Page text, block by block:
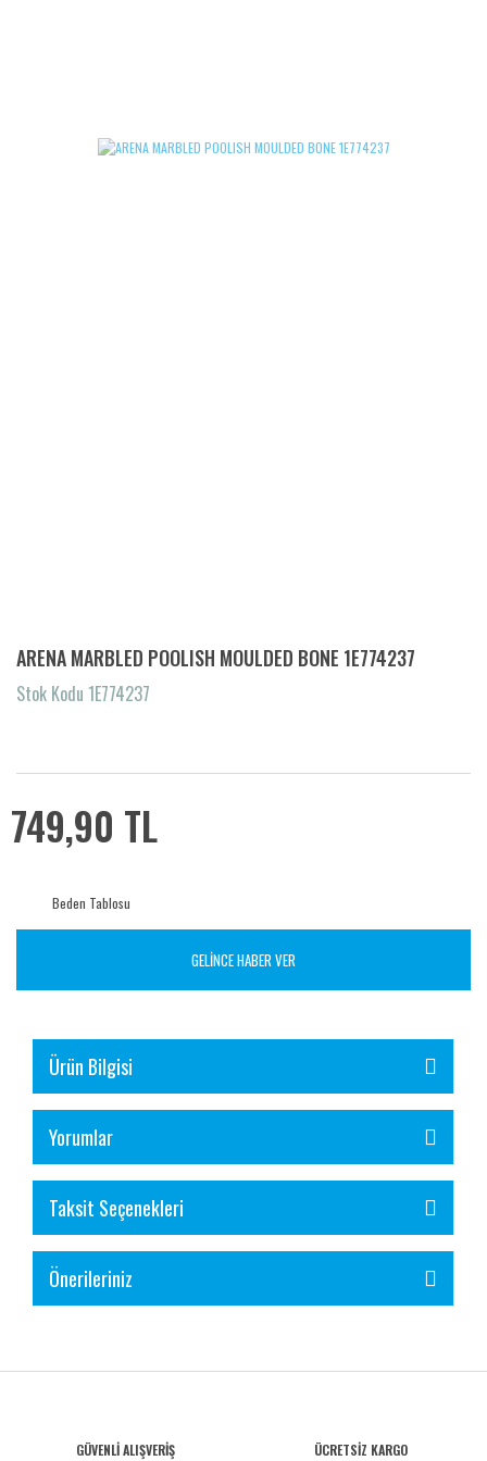
ARENA MARBLED POOLISH MOULDED BONE 1E774237
Stok Kodu 1E774237
749,90 TL
Beden Tablosu
GELİNCE HABER VER
Ürün Bilgisi
Yorumlar
Taksit Seçenekleri
Önerileriniz
GÜVENLİ ALIŞVERİŞ ÜCRETSİZ KARGO